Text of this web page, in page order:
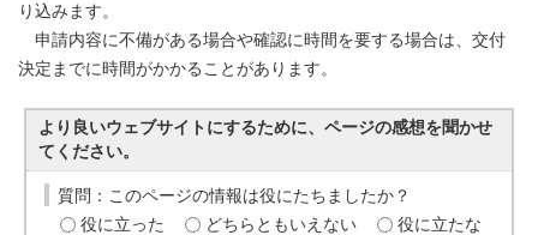
り込みます。
申請内容に不備がある場合や確認に時間を要する場合は、交付
決定までに時間がかかることがあります。
より良いウェブサイトにするために、ページの感想を聞かせ
てください。
質問：このページの情報は役にたちましたか？
役に立った
どちらともいえない
役に立たな